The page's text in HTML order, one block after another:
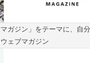
マガジン」をテーマに、自
ェブマガジン